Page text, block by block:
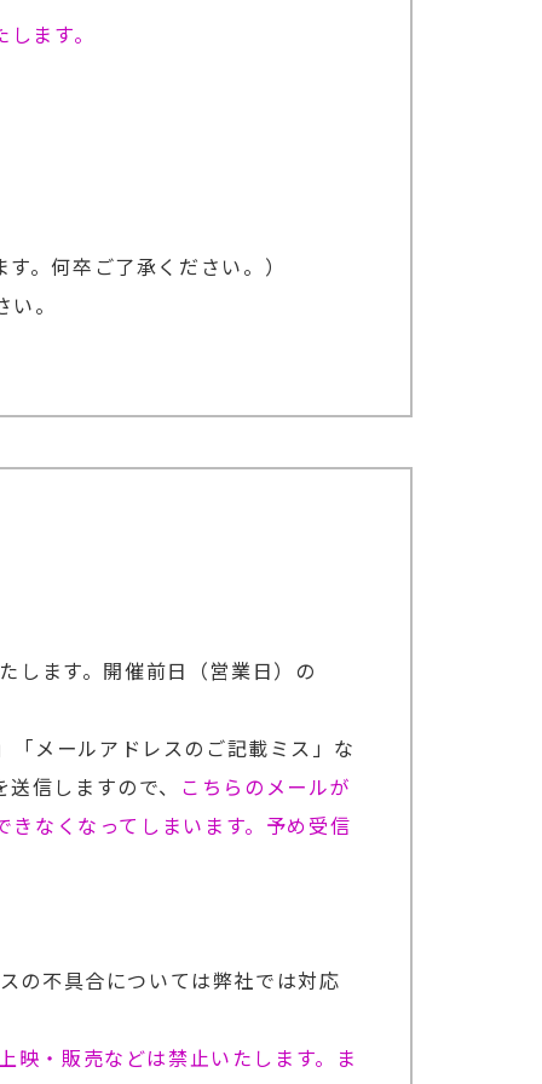
ます。
。何卒ご了承ください。）
。
します。開催前日（営業日）の
メールアドレスのご記載ミス」な
信しますので、
こちらのメールが
なくなってしまいます。予め受信
の不具合については弊社では対応
映・販売などは禁止いたします。ま